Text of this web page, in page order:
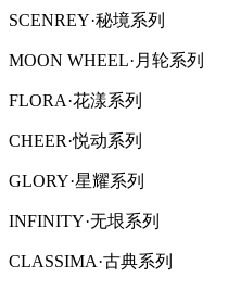
SCENREY·秘境系列
MOON WHEEL·月轮系列
FLORA·花漾系列
CHEER·悦动系列
GLORY·星耀系列
INFINITY·无垠系列
CLASSIMA·古典系列